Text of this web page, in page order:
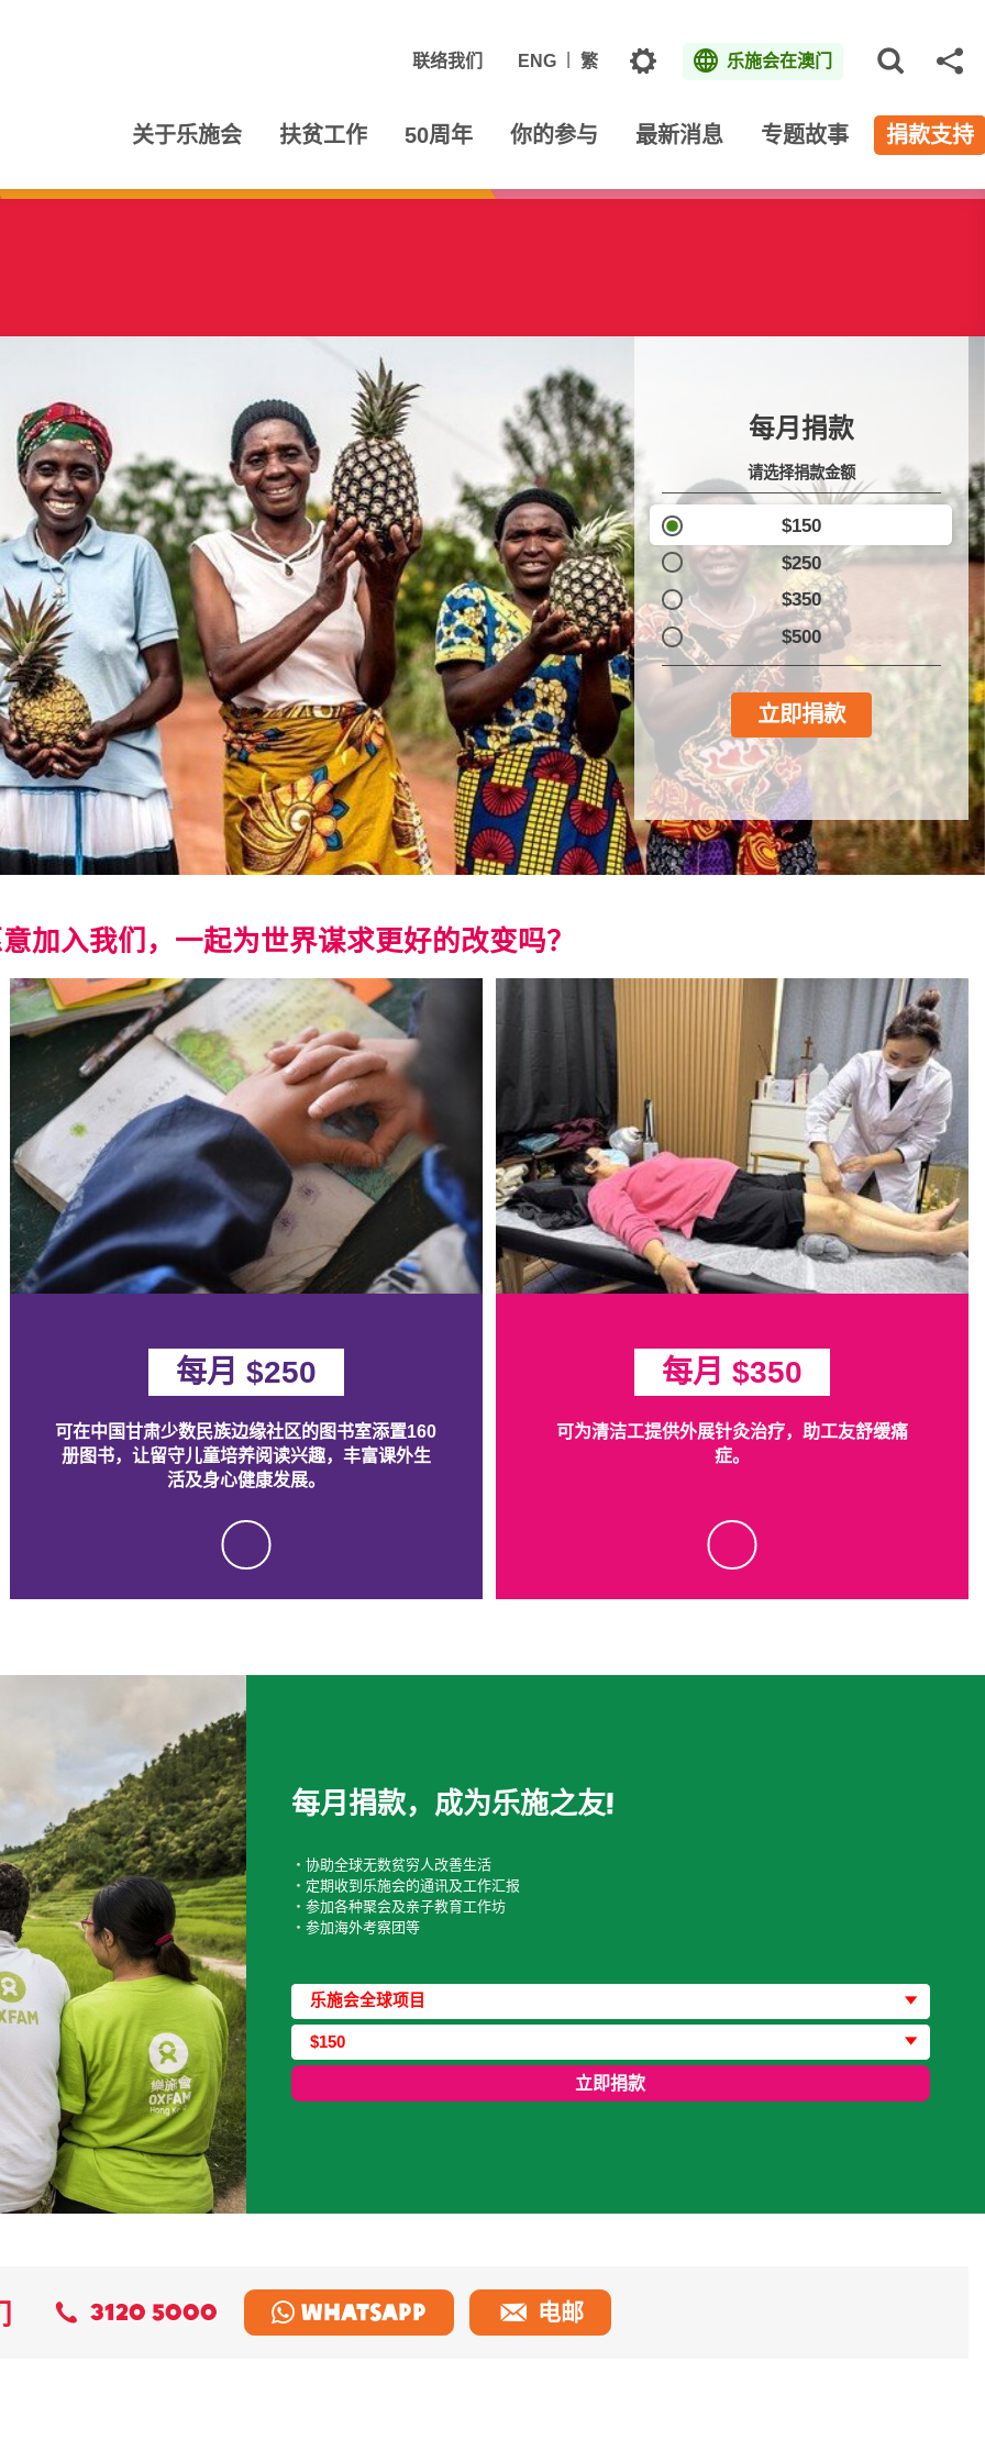
联络我们 ENG 繁 主题 乐施会在澳门
关于乐施会 扶贫工作 50周年 你的参与 最新消息 专题故事 捐款支持
每月捐款
请选择捐款金额
$150
$250
$350
$500
立即捐款
加入我们，一起为世界谋求更好的改变吗？
每月 $250
可在中国甘肃少数民族边缘社区的图书室添置160
册图书，让留守儿童培养阅读兴趣，丰富课外生
活及身心健康发展。
tick
每月 $350
可为清洁工提供外展针灸治疗，助工友舒缓痛
症。
tick
每月捐款，成为乐施之友!
‧协助全球无数贫穷人改善生活
‧定期收到乐施会的通讯及工作汇报
‧参加各种聚会及亲子教育工作坊
‧参加海外考察团等
捐款类型
乐施会全球项目
捐款金额
$150
立即捐款
3120 5000 Whatsapp 电邮